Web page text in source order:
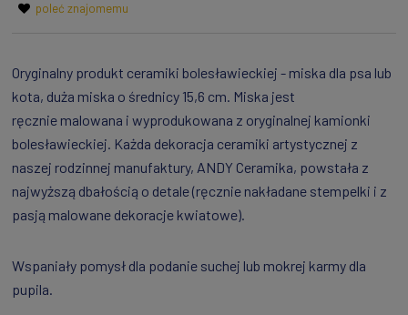
poleć znajomemu
Oryginalny produkt ceramiki bolesławieckiej - miska dla psa lub
kota, duża miska o średnicy 15,6 cm. Miska jest
ręcznie malowana i wyprodukowana z oryginalnej kamionki
bolesławieckiej. Każda dekoracja ceramiki artystycznej z
naszej rodzinnej manufaktury, ANDY Ceramika, powstała z
najwyższą dbałością o detale (ręcznie nakładane stempelki i z
pasją malowane dekoracje kwiatowe).
Wspaniały pomysł dla podanie suchej lub mokrej karmy dla
pupila.